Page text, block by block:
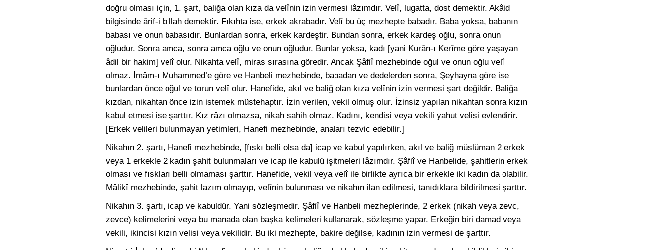
doğru olması için, 1. şart, baliğa olan kıza da velînin izin vermesi lâzımdır. Velî, lugatta, dost demektir. Akâid
bilgisinde ârif-i billah demektir. Fıkıhta ise, erkek akrabadır. Velî bu üç mezhepte babadır. Baba yoksa, babanın
babası ve onun babasıdır. Bunlardan sonra, erkek kardeştir. Bundan sonra, erkek kardeş oğlu, sonra onun
oğludur. Sonra amca, sonra amca oğlu ve onun oğludur. Bunlar yoksa, kadı [yani Kurân-ı Kerîme göre yaşayan
âdil bir hakim] velî olur. Nikahta velî, miras sırasına göredir. Ancak Şâfiî mezhebinde oğul ve onun oğlu velî
olmaz. İmâm-ı Muhammed’e göre ve Hanbeli mezhebinde, babadan ve dedelerden sonra, Şeyhayna göre ise
bunlardan önce oğul ve torun velî olur. Hanefide, akıl ve baliğ olan kıza velînin izin vermesi şart değildir. Baliğa
kızdan, nikahtan önce izin istemek müstehaptır. İzin verilen, vekil olmuş olur. İzinsiz yapılan nikahtan sonra kızın
kabul etmesi ise şarttır. Kız râzı olmazsa, nikah sahih olmaz. Kadını, kendisi veya vekili yahut velisi evlendirir.
[Erkek velileri bulunmayan yetimleri, Hanefi mezhebinde, anaları tezvic edebilir.]
Nikahın 2. şartı, Hanefi mezhebinde, [fıskı belli olsa da] icap ve kabul yapılırken, akıl ve baliğ müslüman 2 erkek
veya 1 erkekle 2 kadın şahit bulunmaları ve icap ile kabulü işitmeleri lâzımdır. Şâfiî ve Hanbelide, şahitlerin erkek
olması ve fıskları belli olmaması şarttır. Hanefide, vekil veya velî ile birlikte ayrıca bir erkekle iki kadın da olabilir.
Mâlikî mezhebinde, şahit lazım olmayıp, velînin bulunması ve nikahın ilan edilmesi, tanıdıklara bildirilmesi şarttır.
Nikahın 3. şartı, icap ve kabuldür. Yani sözleşmedir. Şâfiî ve Hanbeli mezheplerinde, 2 erkek (nikah veya zevc,
zevce) kelimelerini veya bu manada olan başka kelimeleri kullanarak, sözleşme yapar. Erkeğin biri damad veya
vekili, ikincisi kızın velisi veya vekilidir. Bu iki mezhepte, bakire değilse, kadının izin vermesi de şarttır.